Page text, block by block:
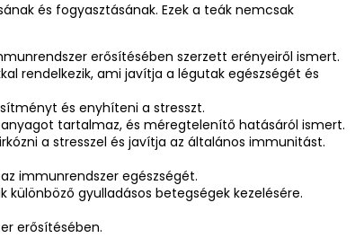
és fogyasztásának. Ezek a teák nemcsak
erősítésében szerzett erényeiről ismert.
rendelkezik, ami javítja a légutak egészségét és
és enyhíteni a stresszt.
tartalmaz, és méregtelenítő hatásáról ismert.
a stresszel és javítja az általános immunitást.
immunrendszer egészségét.
gyulladásos betegségek kezelésére.
erősítésében.